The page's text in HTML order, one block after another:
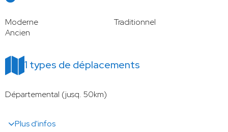
Moderne
Traditionnel
Ancien
1 types de déplacements
Départemental (jusq. 50km)
Plus d'infos